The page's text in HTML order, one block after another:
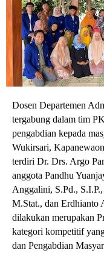
Dosen Departemen
tergabung dalam tim
pengabdian kepada
Wukirsari,
terdiri Dr. Drs. Argo
anggota Pandhu
Anggalini, S.Pd.,
M.Stat., dan Erdhianto
dilakukan merupakan
kategori kompetitif
dan Pengabdian